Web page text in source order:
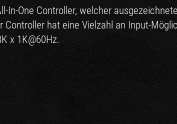
In-One Controller, welcher
hat eine Vielzahl an Input-
x 1K@60Hz.